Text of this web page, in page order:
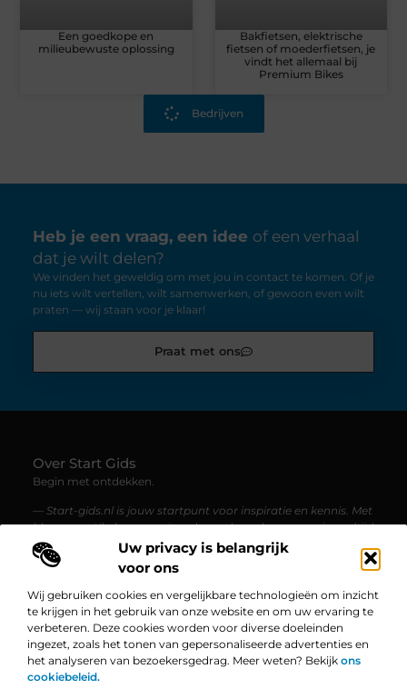
Uw privacy is belangrijk
voor ons
Wij gebruiken cookies en vergelijkbare technologieën om inzicht
te krijgen in het gebruik van onze website en om uw ervaring te
verbeteren. Deze cookies worden voor diverse doeleinden
ingezet, zoals het tonen van gepersonaliseerde advertenties en
het analyseren van bezoekersgedrag. Meer weten? Bekijk ons
cookiebeleid.
Een goedkope en
milieubewuste oplossing
Bakfietsen, elektrische
fietsen of moederfietsen, je
vindt het allemaal bij
Premium Bikes
Bedrijven
Heb je een vraag, een idee of een verhaal
dat je wilt delen?
We vinden het geweldig om met jou in contact te komen. Of je
nu iets wilt vertellen, wilt samenwerken, of gewoon even wilt
praten — wij staan voor je klaar!
Praat met ons
Over Start Gids
Begin met ontdekken.
— Start-gids.nl is jouw startpunt voor inspiratie en kennis. Met
blogs en artikelen over uiteenlopende onderwerpen, is er altijd
iets nieuws te lezen.
Onze informatie